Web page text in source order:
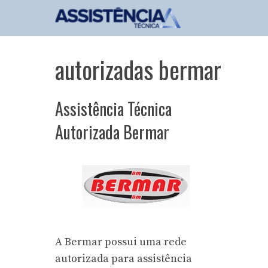
autorizadas bermar
Assistência Técnica
Autorizada Bermar
A Bermar possui uma rede
autorizada para assistência